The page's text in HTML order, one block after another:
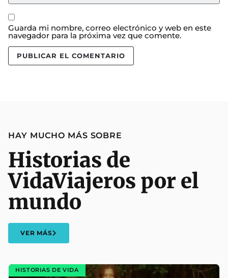
Guarda mi nombre, correo electrónico y web en este
navegador para la próxima vez que comente.
HAY MUCHO MÁS SOBRE
Historias de
VidaViajeros por el
mundo
VER MÁS
HISTORIAS DE VIDA